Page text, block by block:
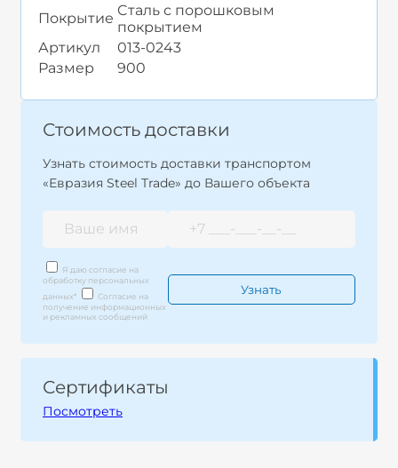
Покрытие Cталь с порошковым
покрытием
Артикул
013-0243
Размер
900
Стоимость доставки
Узнать стоимость доставки транспортом
«Евразия Steel Trade» до Вашего объекта
Я даю согласие на
обработку персональных
данных*
Согласие на
получение информационных
и рекламных сообщений
Сертификаты
Посмотреть